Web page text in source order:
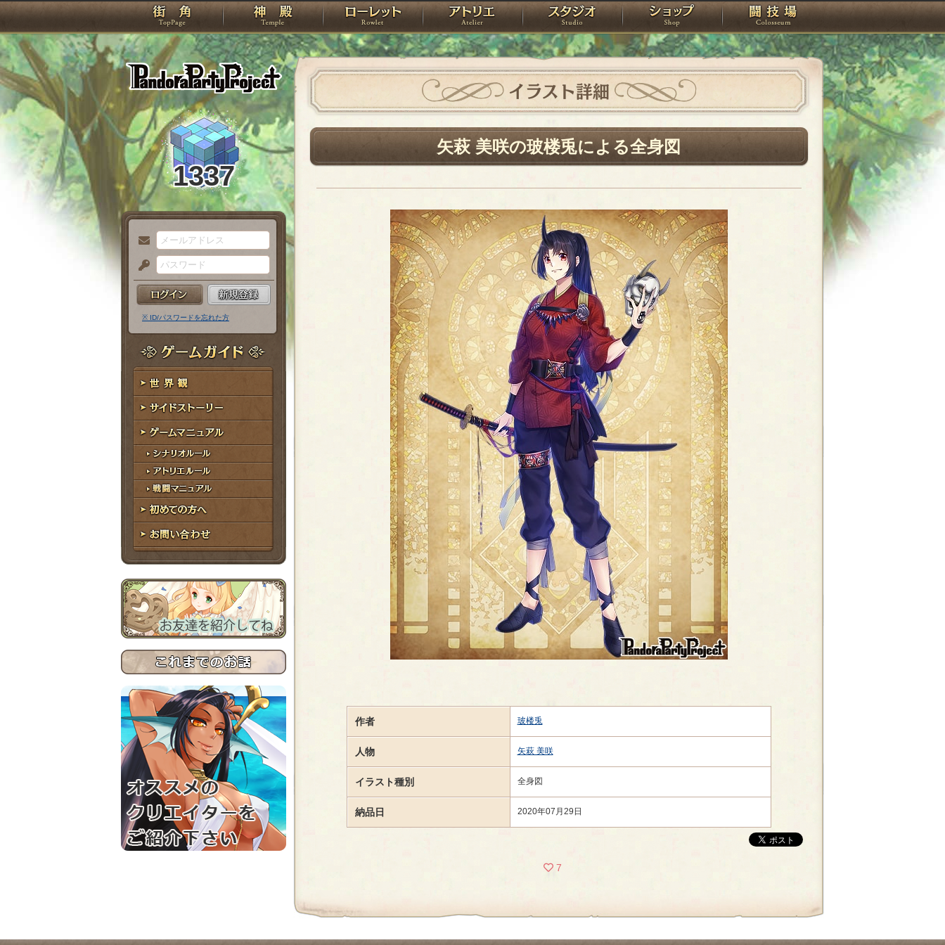
PandoraPartyProject
TOP 神殿 ローレット アトリエ スタジオ ショップ 闘技場
1337
メ
ー
ル
ア
ド
レ
ス
パ
ス
ー
ド
※ ID/パスワードを忘れた方
ゲームガイド
世界観
サイドストーリー
ゲームマニュアル
シナリオルール
アトリエルール
戦闘マニュアル
初めての方へ
お問い合わせ
イラスト詳細
矢萩 美咲の玻楼兎による全身図
作者 玻楼兎
人物 矢萩 美咲
イラスト種別 全身図
納品日 2020年07月29日
7